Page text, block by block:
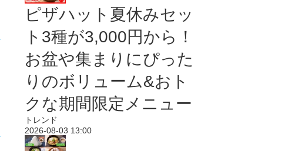
ピザハット夏休みセッ
ト3種が3,000円から！
お盆や集まりにぴった
りのボリューム&おト
クな期間限定メニュー
トレンド
2026-08-03 13:00